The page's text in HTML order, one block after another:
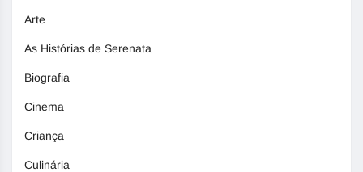
Arte
As Histórias de Serenata
Biografia
Cinema
Criança
Culinária